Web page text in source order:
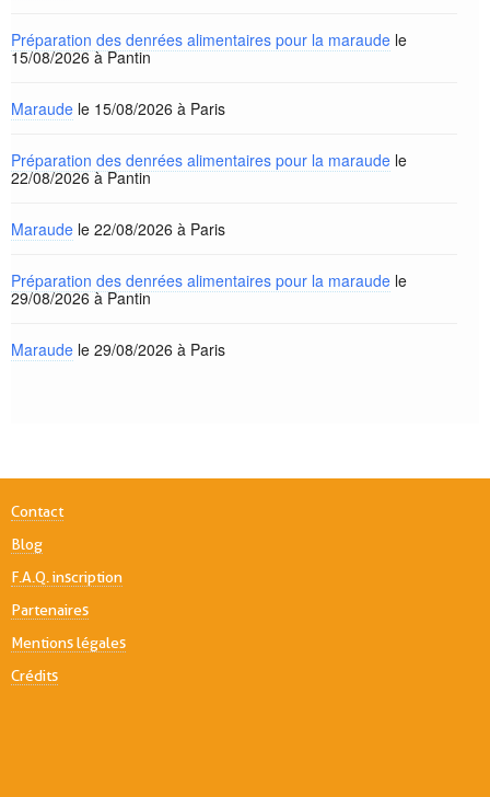
Préparation des denrées alimentaires pour la maraude le
15/08/2026 à Pantin
Maraude le 15/08/2026 à Paris
Préparation des denrées alimentaires pour la maraude le
22/08/2026 à Pantin
Maraude le 22/08/2026 à Paris
Préparation des denrées alimentaires pour la maraude le
29/08/2026 à Pantin
Maraude le 29/08/2026 à Paris
Contact
Blog
F.A.Q. inscription
Partenaires
Mentions légales
Crédits